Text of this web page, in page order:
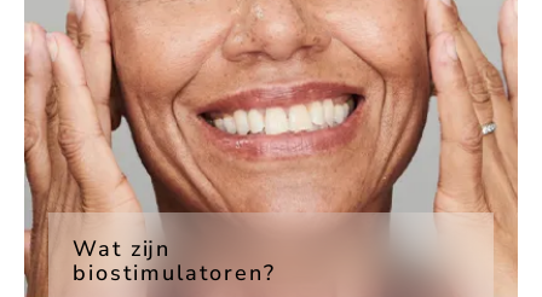
Wat zijn
biostimulatoren?